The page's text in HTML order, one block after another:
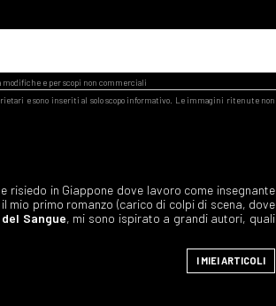
risiedo in Giappone dove lavoro come insegnante
mio primo romanzo (carico di colpi di scena, dove
Sangue, mi sono ispirato a grandi autori, quali
I MIEI ARTICOLI